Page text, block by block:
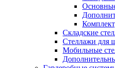
Складские
Стеллажи для
Мобильные